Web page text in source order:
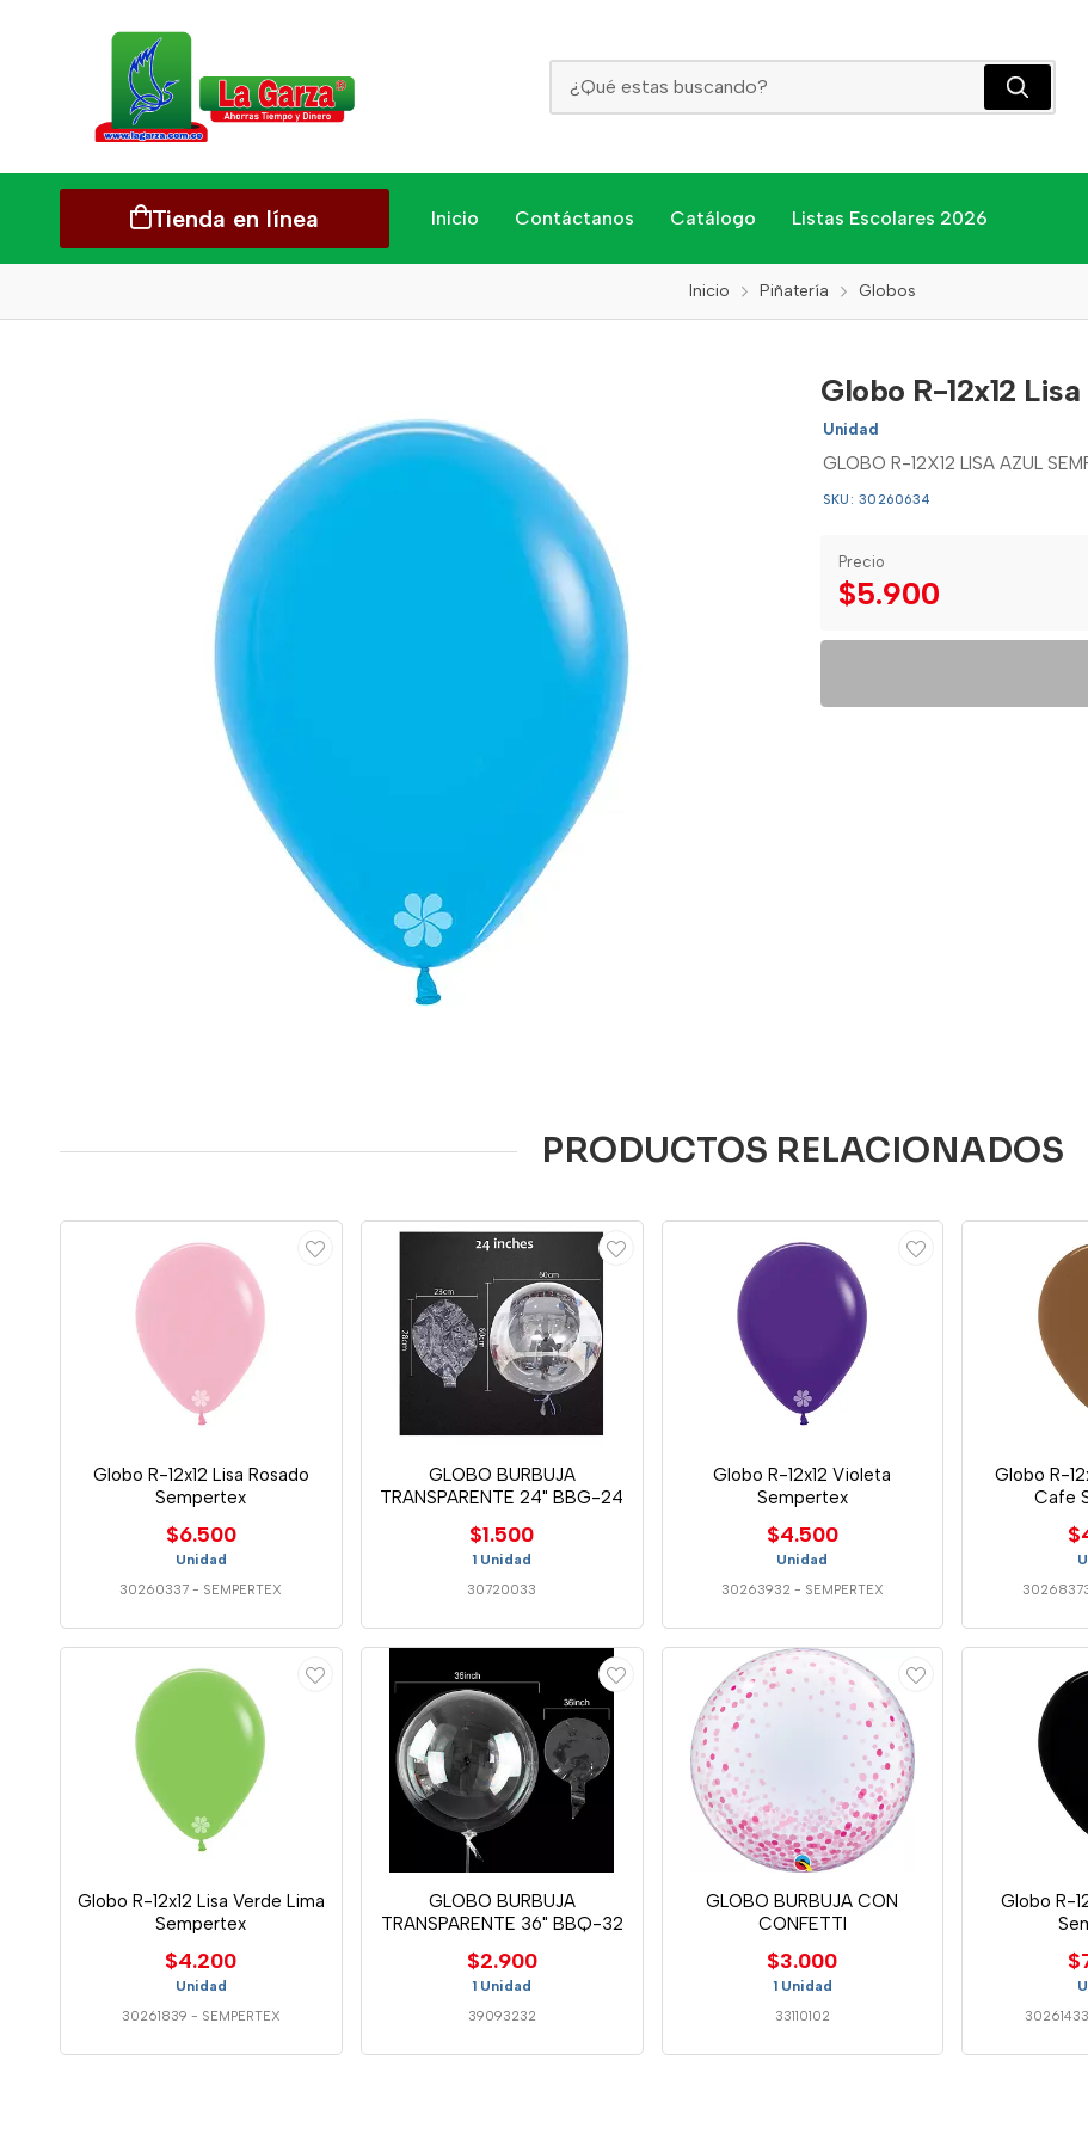
Tienda en línea Inicio Contáctanos Catálogo Listas Escolares 2026
Inicio Piñatería Globos
Globo R-12x12
Unidad
GLOBO R-12X12 LISA AZUL
SKU: 30260634
Precio
$5.900
PRODUCTOS RELACIONADOS
Globo R-12x12 Lisa Rosado
Sempertex
$6.500
Unidad
30260337 - SEMPERTEX
GLOBO BURBUJA
TRANSPARENTE 24" BBG-24
$1.500
1 Unidad
30720033
Globo R-12x12 Violeta
Sempertex
$4.500
Unidad
30263932 - SEMPERTEX
Globo R-
Cafe
Globo R-12x12 Lisa Verde Lima
Sempertex
$4.200
Unidad
30261839 - SEMPERTEX
GLOBO BURBUJA
TRANSPARENTE 36" BBQ-32
$2.900
1 Unidad
39093232
GLOBO BURBUJA CON
CONFETTI
$3.000
1 Unidad
33110102
Globo R-
30261433